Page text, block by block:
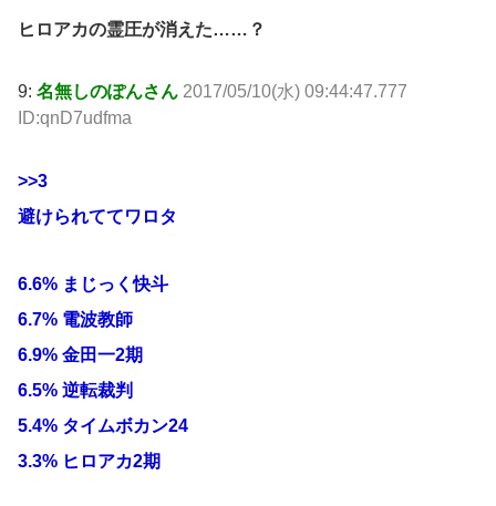
ヒロアカの霊圧が消えた……？
9: 名無しのぽんさん 2017/05/10(水) 09:44:47.777
ID:qnD7udfma
>>3
避けられててワロタ
6.6% まじっく快斗
6.7% 電波教師
6.9% 金田一2期
6.5% 逆転裁判
5.4% タイムボカン24
3.3% ヒロアカ2期